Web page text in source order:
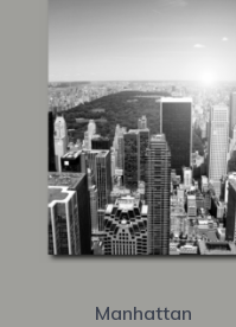
Manhattan